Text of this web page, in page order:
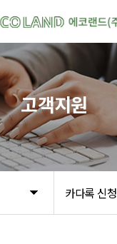
카다록 신청
고객지원